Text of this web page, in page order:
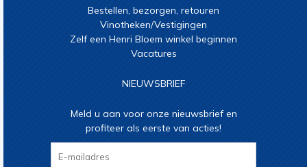
Bestellen, bezorgen, retouren
Vinotheken/Vestigingen
Zelf een Henri Bloem winkel beginnen
Vacatures
NIEUWSBRIEF
Meld u aan voor onze nieuwsbrief en
profiteer als eerste van acties!